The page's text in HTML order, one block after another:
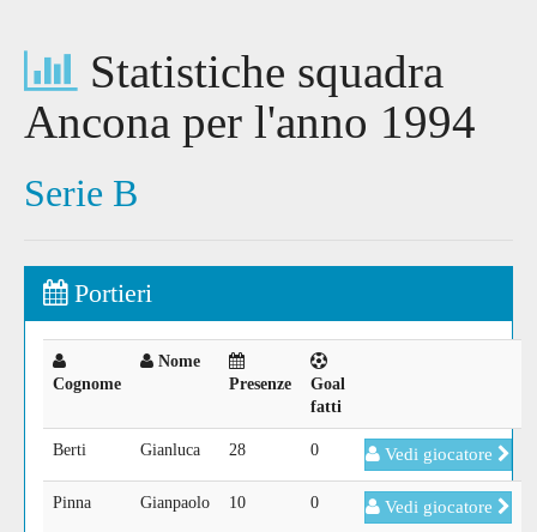
Statistiche squadra
Ancona per l'anno 1994
Serie B
Portieri
Cognome
Nome
Presenze
Goal
fatti
Berti Gianluca 28 0 Vedi giocatore
Pinna Gianpaolo 10 0 Vedi giocatore